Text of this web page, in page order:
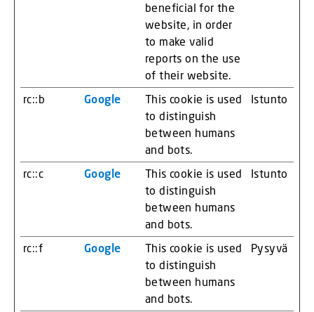
beneficial for the
website, in order
to make valid
reports on the use
of their website.
rc::b Google
This cookie is used
to distinguish
between humans
and bots.
Istunto
rc::c Google
This cookie is used
to distinguish
between humans
and bots.
Istunto
rc::f Google
This cookie is used
to distinguish
between humans
and bots.
Pysyvä